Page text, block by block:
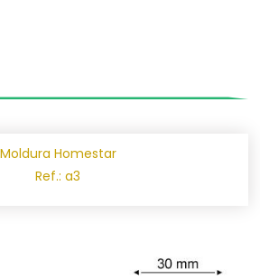
Moldura Homestar
Ref.: a3